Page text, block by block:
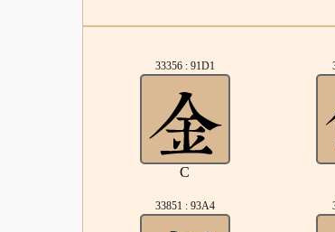
33356 : 91D1
C
33851 : 93A4